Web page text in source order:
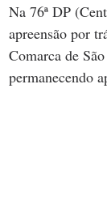
Na 76ª DP
apreensão por
Comarca de
permanecendo